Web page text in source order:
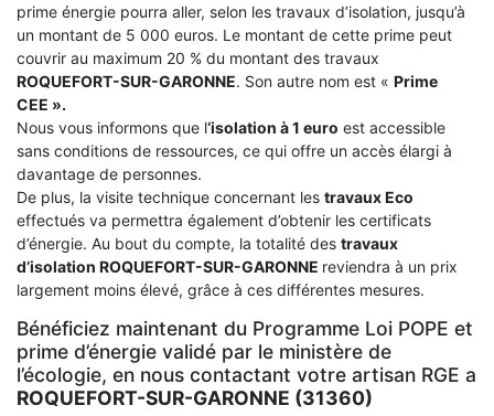
prime énergie pourra aller, selon les travaux d’isolation, jusqu’à
un montant de 5 000 euros. Le montant de cette prime peut
couvrir au maximum 20 % du montant des travaux
ROQUEFORT-SUR-GARONNE. Son autre nom est « Prime
CEE ».
Nous vous informons que l‘isolation à 1 euro est accessible
sans conditions de ressources, ce qui offre un accès élargi à
davantage de personnes.
De plus, la visite technique concernant les travaux Eco
effectués va permettra également d’obtenir les certificats
d’énergie. Au bout du compte, la totalité des travaux
d’isolation ROQUEFORT-SUR-GARONNE reviendra à un prix
largement moins élevé, grâce à ces différentes mesures.
Bénéficiez maintenant du Programme Loi POPE et
prime d’énergie validé par le ministère de
l’écologie, en nous contactant votre artisan RGE a
ROQUEFORT-SUR-GARONNE (31360)